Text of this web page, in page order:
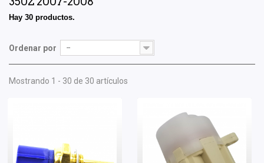
Hay 30 productos.
Ordenar por --
Mostrando 1 - 30 de 30 artículos